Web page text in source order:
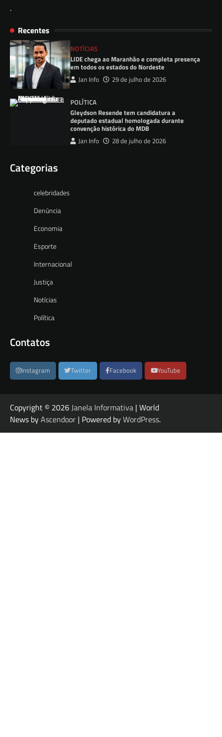
.
Recentes
NOTÍCIAS
LIDE chega ao Maranhão e completa presença
em todos os estados do Nordeste
Jan Info 29 de julho de 2026
POLÍTICA
Gleydson Resende tem candidatura a
deputado estadual homologada durante
convenção histórica do MDB
Jan Info 28 de julho de 2026
Categorias
celebridades
Denúncia
Economia
Esporte
Internacional
Justiça
Notícias
Política
Contatos
Instagram Twitter Facebook YouTube
Copyright © 2026 Janela Informativa | World
News byAscendoor | Powered byWordPress.